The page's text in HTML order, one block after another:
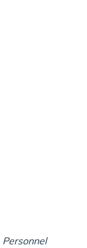
Personnel